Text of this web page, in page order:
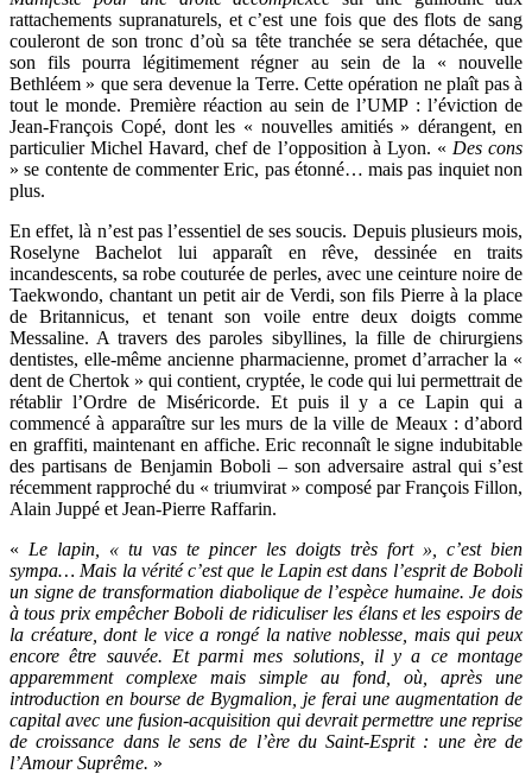
rattachements supranaturels, et c’est une fois que des flots de sang
couleront de son tronc d’où sa tête tranchée se sera détachée, que
son fils pourra légitimement régner au sein de la « nouvelle
Bethléem » que sera devenue la Terre. Cette opération ne plaît pas à
tout le monde. Première réaction au sein de l’UMP : l’éviction de
Jean-François Copé, dont les « nouvelles amitiés » dérangent, en
particulier Michel Havard, chef de l’opposition à Lyon. « Des cons
» se contente de commenter Eric, pas étonné… mais pas inquiet non
plus.
En effet, là n’est pas l’essentiel de ses soucis. Depuis plusieurs mois,
Roselyne Bachelot lui apparaît en rêve, dessinée en traits
incandescents, sa robe couturée de perles, avec une ceinture noire de
Taekwondo, chantant un petit air de Verdi, son fils Pierre à la place
de Britannicus, et tenant son voile entre deux doigts comme
Messaline. A travers des paroles sibyllines, la fille de chirurgiens
dentistes, elle-même ancienne pharmacienne, promet d’arracher la «
dent de Chertok » qui contient, cryptée, le code qui lui permettrait de
rétablir l’Ordre de Miséricorde. Et puis il y a ce Lapin qui a
commencé à apparaître sur les murs de la ville de Meaux : d’abord
en graffiti, maintenant en affiche. Eric reconnaît le signe indubitable
des partisans de Benjamin Boboli – son adversaire astral qui s’est
récemment rapproché du « triumvirat » composé par François Fillon,
Alain Juppé et Jean-Pierre Raffarin.
« Le lapin, « tu vas te pincer les doigts très fort », c’est bien
sympa… Mais la vérité c’est que le Lapin est dans l’esprit de Boboli
un signe de transformation diabolique de l’espèce humaine. Je dois
à tous prix empêcher Boboli de ridiculiser les élans et les espoirs de
la créature, dont le vice a rongé la native noblesse, mais qui peux
encore être sauvée. Et parmi mes solutions, il y a ce montage
apparemment complexe mais simple au fond, où, après une
introduction en bourse de Bygmalion, je ferai une augmentation de
capital avec une fusion-acquisition qui devrait permettre une reprise
de croissance dans le sens de l’ère du Saint-Esprit : une ère de
l’Amour Suprême. »